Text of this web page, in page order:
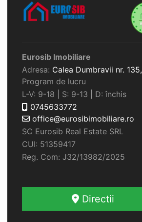
Eurosib Imobiliare
Adresa: Calea Dumbravii nr. 135,
Program de lucru
L-V: 9-18 | S: 9-13 | D: închis
0745633772
office@eurosibimobiliare.ro
SC Eurosib Real Estate SRL
CUI: 51359417
Reg. Com: J32/13982/2025
Directii